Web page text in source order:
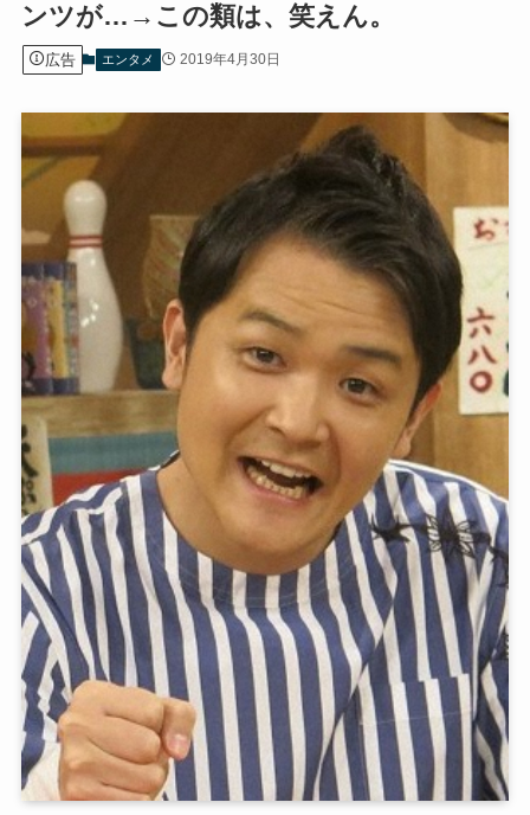
ンツが…→この類は、笑えん。
広告 エンタメ 2019年4月30日